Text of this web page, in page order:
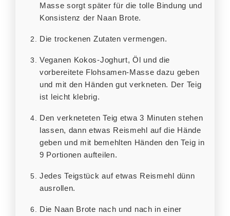
Masse sorgt später für die tolle Bindung und
Konsistenz der Naan Brote.
Die trockenen Zutaten vermengen.
Veganen Kokos-Joghurt, Öl und die
vorbereitete Flohsamen-Masse dazu geben
und mit den Händen gut verkneten. Der Teig
ist leicht klebrig.
Den verkneteten Teig etwa 3 Minuten stehen
lassen, dann etwas Reismehl auf die Hände
geben und mit bemehlten Händen den Teig in
9 Portionen aufteilen.
Jedes Teigstück auf etwas Reismehl dünn
ausrollen.
Die Naan Brote nach und nach in einer